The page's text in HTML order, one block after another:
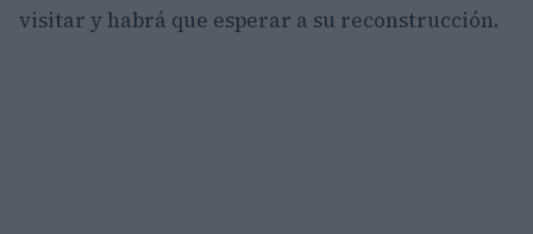
visitar y habrá que esperar a su reconstrucción.